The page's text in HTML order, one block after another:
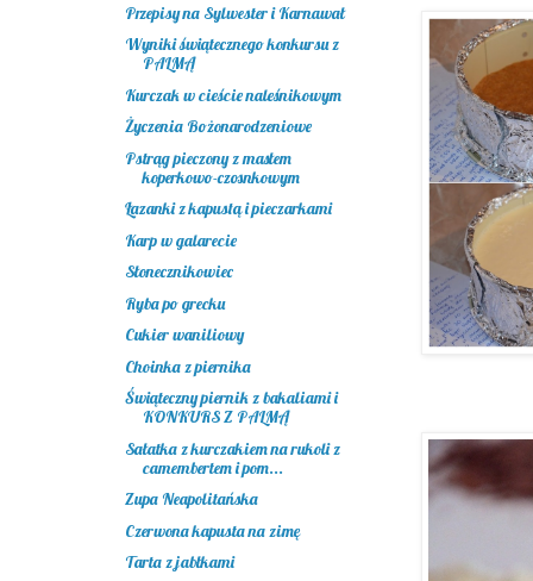
Przepisy na Sylwester i Karnawał
Wyniki świątecznego konkursu z
PALMĄ
Kurczak w cieście naleśnikowym
Życzenia Bożonarodzeniowe
Pstrąg pieczony z masłem
koperkowo-czosnkowym
Łazanki z kapustą i pieczarkami
Karp w galarecie
Słonecznikowiec
Ryba po grecku
Cukier waniliowy
Choinka z piernika
Świąteczny piernik z bakaliami i
KONKURS Z PALMĄ
Sałatka z kurczakiem na rukoli z
camembertem i pom...
Zupa Neapolitańska
Czerwona kapusta na zimę
Tarta z jabłkami